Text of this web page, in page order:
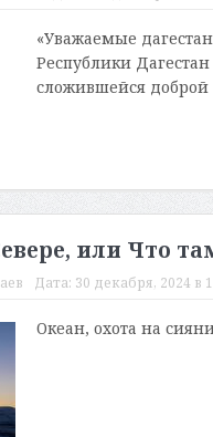
«Уважаемые
Республики
сложившейся
или Что
Дата: 30 декабря, 2024 в
Океан, охота на